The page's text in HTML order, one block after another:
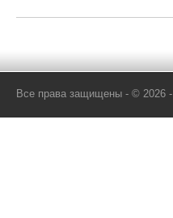
Все права защищены - © 2026 -